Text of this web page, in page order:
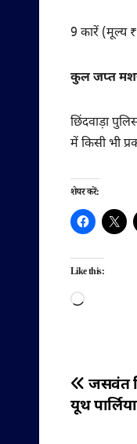
9 कारें (मूल्य
कुल जप्त
छिंदवाड़ा
में किसी भी
शेयर करें:
Like this:
Loading…
पोस्ट
नेविगेशन
जसवंत
यूथ